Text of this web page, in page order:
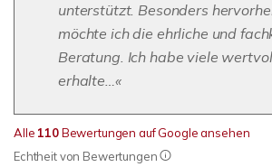
unterstützt. Besonders
möchte ich die ehrliche und
Beratung. Ich habe viele
erhalte…
Alle 110Bewertungen auf Google ansehen
Echtheit von Bewertungen